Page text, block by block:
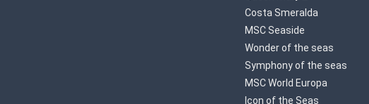
Costa Smeralda
MSC Seaside
Wonder of the seas
Symphony of the seas
MSC World Europa
Icon of the Seas